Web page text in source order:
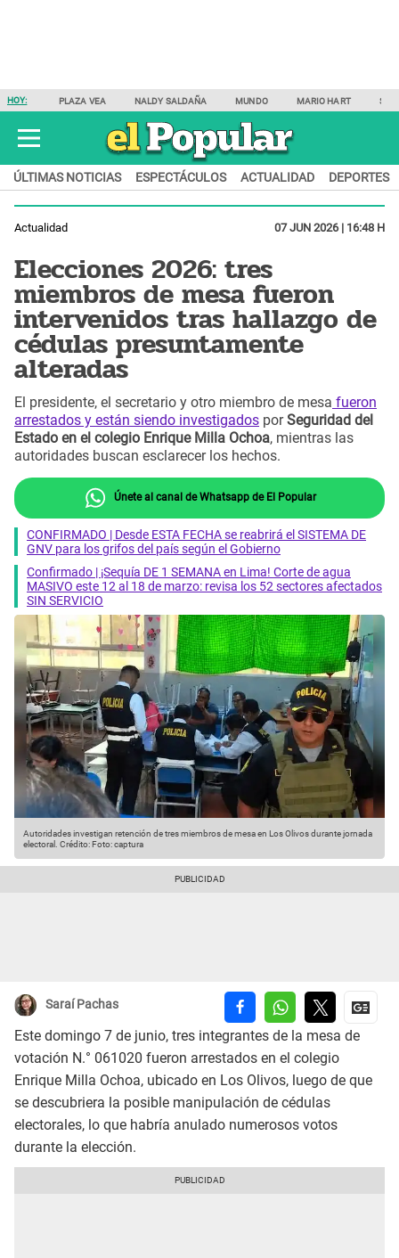
HOY: PLAZA VEA NALDY SALDAÑA MUNDO MARIO HART
ÚLTIMAS NOTICIAS ESPECTÁCULOS ACTUALIDAD DEPORTES
Actualidad 07 JUN 2026 | 16:48 H
Elecciones 2026: tres
miembros de mesa fueron
intervenidos tras hallazgo de
cédulas presuntamente
alteradas
El presidente, el secretario y otro miembro de mesa fueron
arrestados y están siendo investigados porSeguridad del
Estado en el colegio Enrique Milla Ochoa, mientras las
autoridades buscan esclarecer los hechos.
Únete al canal de Whatsapp de El Popular
CONFIRMADO | Desde ESTA FECHA se reabrirá el SISTEMA DE
GNV para los grifos del país según el Gobierno
Confirmado | ¡Sequía DE 1 SEMANA en Lima! Corte de agua
MASIVO este 12 al 18 de marzo: revisa los 52 sectores afectados
SIN SERVICIO
Autoridades investigan retención de tres miembros de mesa en Los Olivos durante jornada
electoral. Crédito: Foto: captura
Saraí Pachas
Este domingo 7 de junio, tres integrantes de la mesa de
votación N.° 061020 fueron arrestados en el colegio
Enrique Milla Ochoa, ubicado en Los Olivos, luego de que
se descubriera la posible manipulación de cédulas
electorales, lo que habría anulado numerosos votos
durante la elección.